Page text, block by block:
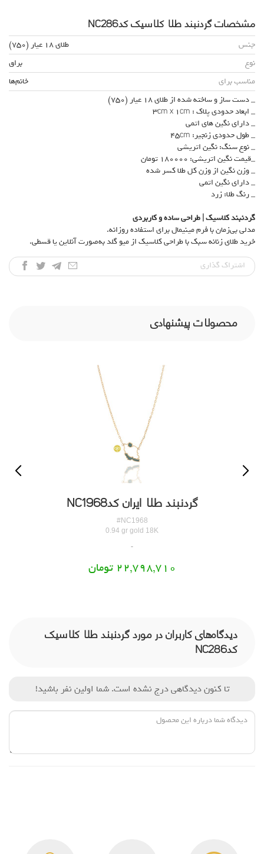
مشخصات گردنبند طلا کلاسیک کدNC286
جنس
طلای 18 عیار (750)
نوع
براق
مناسب برای
خانم‌ها
_ دست ساز و ساخته شده از طلای 18 عیار (750)
_ ابعاد حدودی پلاک : 3cm x 1cm
_ دارای نگین های اتمی
_ طول حدودی زنجیر: 45cm
_ نوع سنگ: نگین اتریشی
_قیمت نگین اتریشی: 180000 تومان
_ وزن نگین از وزن کل طلا کسر شده
_ دارای نگین اتمی
_ رنگ طلا: زرد
گردنبند کلاسیک | طراحی ساده و کاربردی
مدلی بی‌زمان با فرم مینیمال برای استفاده روزانه.
خرید طلای زنانه سبک با طراحی کلاسیک از میو گلد به‌صورت آنلاین یا قسطی.
اشتراک‌ گذاری
محصولات پیشنهادی
گردنبند طلا ایران کدNC1968
#NC1968
0.94 gr gold 18K
22,798,710 تومان
دیدگاه‌های کاربران در مورد گردنبند طلا کلاسیک
کدNC286
تا کنون دیدگاهی درج نشده است. شما اولین نفر باشید!